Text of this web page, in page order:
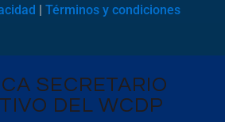
Términos y condiciones
SECRETARIO
DEL WCDP